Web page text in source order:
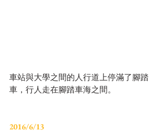
車站與大學之間的人行道上停滿了腳踏
車，行人走在腳踏車海之間。
2016/6/13